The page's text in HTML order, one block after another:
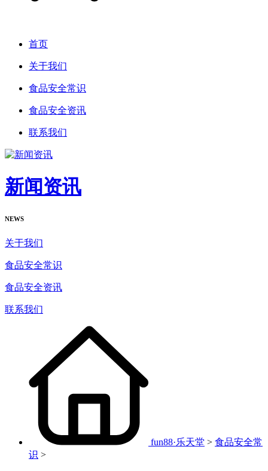
首页
关于我们
食品安全常识
食品安全资讯
联系我们
新闻资讯
NEWS
关于我们
食品安全常识
食品安全资讯
联系我们
fun88·乐天堂 > 食品安全常
识 >